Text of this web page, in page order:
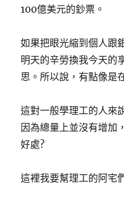
100億美元的鈔票。
如果把眼光縮到個人跟
明天的辛勞換我今天的
思。所以說，有點像是
這對一般學理工的人來
因為總量上並沒有增加
好處?
這裡我要幫理工的阿宅